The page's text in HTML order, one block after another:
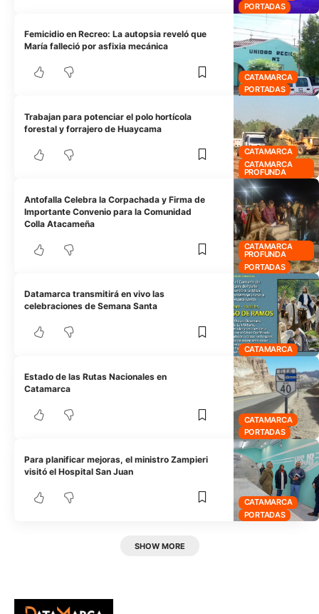
PORTADAS
CATAMARCA
PORTADAS
Femicidio en Recreo: La autopsia reveló que
María falleció por asfixia mecánica
CATAMARCA
CATAMARCA
PROFUNDA
Trabajan para potenciar el polo hortícola
forestal y forrajero de Huaycama
CATAMARCA
PROFUNDA
PORTADAS
Antofalla Celebra la Corpachada y Firma de
Importante Convenio para la Comunidad
Colla Atacameña
CATAMARCA
Datamarca transmitirá en vivo las
celebraciones de Semana Santa
CATAMARCA
PORTADAS
Estado de las Rutas Nacionales en
Catamarca
CATAMARCA
PORTADAS
Para planificar mejoras, el ministro Zampieri
visitó el Hospital San Juan
SHOW MORE